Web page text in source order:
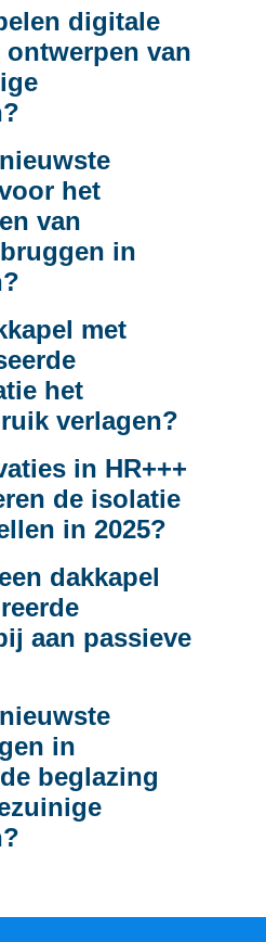
digitale
van
het
van
in
met
het
verlagen?
in HR+++
de isolatie
in 2025?
dakkapel
aan passieve
in
beglazing